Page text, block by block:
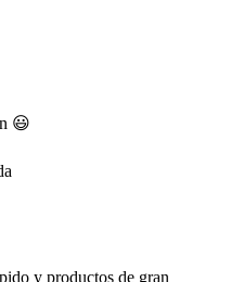
😃
y productos de gran